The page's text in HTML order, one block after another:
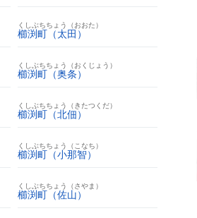
くしぶちちょう（おおた）
櫛渕町（太田）
くしぶちちょう（おくじょう）
櫛渕町（奥条）
くしぶちちょう（きたつくだ）
櫛渕町（北佃）
くしぶちちょう（こなち）
櫛渕町（小那智）
くしぶちちょう（さやま）
櫛渕町（佐山）